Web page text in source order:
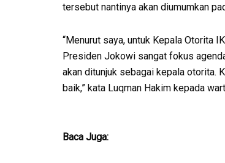
tersebut nantinya akan diumumkan
“Menurut saya, untuk Kepala Otorita
Presiden Jokowi sangat fokus
akan ditunjuk sebagai kepala otorita.
baik,” kata Luqman Hakim kepada
Baca Juga: